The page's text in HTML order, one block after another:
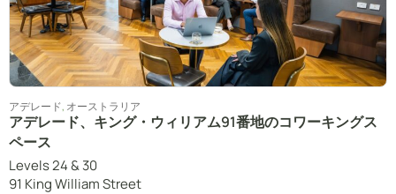
アデレード, オーストラリア
アデレード、キング・ウィリアム91番地のコワーキングス
ペース
Levels 24 & 30
91 King William Street